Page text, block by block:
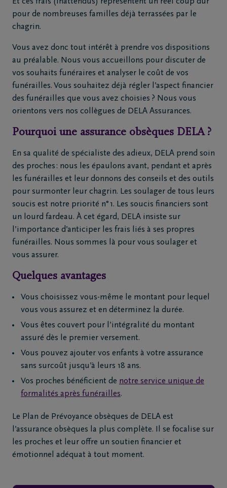
Et ces frais (inattendus) représentent un réel coup dur
pour de nombreuses familles déjà terrassées par le
chagrin.
Vous avez donc tout intérêt à prendre vos dispositions
au préalable. Nous vous accueillons pour discuter de
vos souhaits funéraires et analyser le coût de vos
funérailles. Vous souhaitez déjà régler l’aspect financier
des funérailles que vous avez choisies ? Nous vous
orientons vers nos collègues de DELA Assurances.
Pourquoi une assurance obsèques DELA ?
En sa qualité de spécialiste des adieux, DELA prend soin
des proches : nous les épaulons avant, pendant et après
les funérailles et leur donnons des conseils et des outils
pour surmonter leur chagrin. Les soulager de tous leurs
soucis est notre priorité n° 1. Les soucis financiers sont
un lourd fardeau. À cet égard, DELA insiste sur
l’importance d’anticiper les frais liés à ses propres
funérailles. Nous sommes là pour vous soulager et
vous assurer.
Quelques avantages
Vous choisissez vous-même le montant pour lequel
vous vous assurez et en déterminez la durée.
Vous êtes couvert pour l’intégralité du montant
assuré dès le premier versement.
Vous pouvez ajouter vos enfants à votre assurance
sans surcoût jusqu’à leurs 18 ans.
Vos proches bénéficient de notre service unique de
formalités après funérailles.
Le Plan de Prévoyance obsèques de DELA est
l’assurance obsèques la plus complète. Il se focalise sur
les proches et leur offre un soutien financier et
émotionnel adéquat à tout moment.